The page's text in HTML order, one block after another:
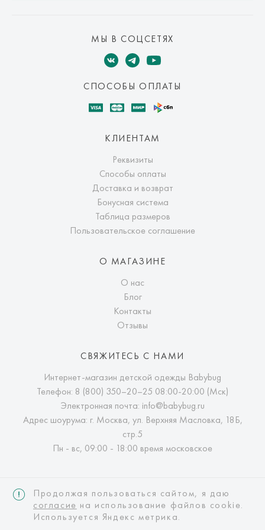
МЫ В СОЦСЕТЯХ
СПОСОБЫ ОПЛАТЫ
КЛИЕНТАМ
Реквизиты
Способы оплаты
Доставка и возврат
Бонусная система
Таблица размеров
Пользовательское соглашение
О МАГАЗИНЕ
О нас
Блог
Контакты
Отзывы
СВЯЖИТЕСЬ С НАМИ
Интернет-магазин детской одежды Babybug
Телефон: 8 (800) 350–20–25 08:00-20:00 (Мск)
Электронная почта: info@babybug.ru
Адрес шоурума: г. Москва, ул. Верхняя Масловка, 18Б,
стр.5
Пн - вс, 09:00 - 18:00 время московское
Продолжая пользоваться сайтом, я даю
согласие на использование файлов cookie.
Используется Яндекс метрика.